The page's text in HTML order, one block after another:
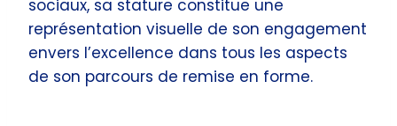
sociaux, sa stature constitue une
représentation visuelle de son engagement
envers l’excellence dans tous les aspects
de son parcours de remise en forme.